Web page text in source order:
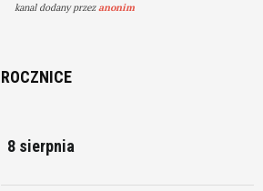
kanal dodany przezanonim
ROCZNICE
8 sierpnia